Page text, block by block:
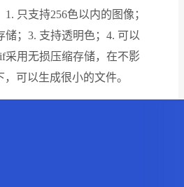
只支持256色以内的图像；
储；3. 支持透明色；4. 可以
采用无损压缩存储，在不影
可以生成很小的文件。